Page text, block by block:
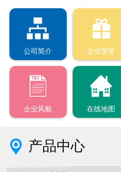
公司简介 企业荣誉
企业风貌 在线地图
产品中心